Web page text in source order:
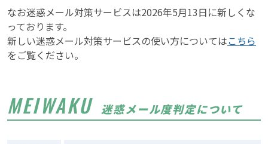
なお迷惑メール対策サービスは2026年5月13日に新しくな
っております。
新しい迷惑メール対策サービスの使い方についてはこちら
をご覧ください。
MEIWAKU 迷惑メール度判定について